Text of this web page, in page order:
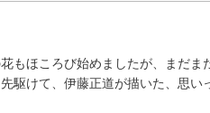
もほころび始めましたが、まだま
駆けて、伊藤正道が描いた、思い